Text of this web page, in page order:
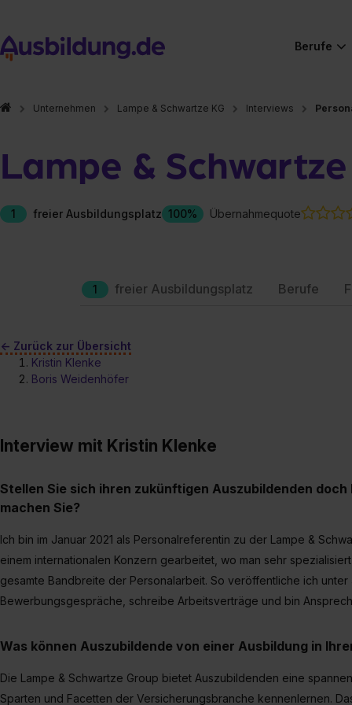
Berufe
Unternehmen Lampe & Schwartze KG Interviews
Lampe & Schwartze
1 freier Ausbildungsplatz 100% Übernahmequote
1 freier Ausbildungsplatz Berufe
<- Zurück zur Übersicht
Kristin Klenke
Boris Weidenhöfer
Interview mit Kristin Klenke
Stellen Sie sich ihren zukünftigen Auszubildenden
machen Sie?
Ich bin im Januar 2021 als Personalreferentin zu der Lampe &
einem internationalen Konzern gearbeitet, wo man sehr
gesamte Bandbreite der Personalarbeit. So veröffentliche ich
Bewerbungsgespräche, schreibe Arbeitsverträge und bin
Was können Auszubildende von einer Ausbildung in
Die Lampe & Schwartze Group bietet Auszubildenden eine
Sparten und Facetten der Versicherungsbranche kennenlernen.